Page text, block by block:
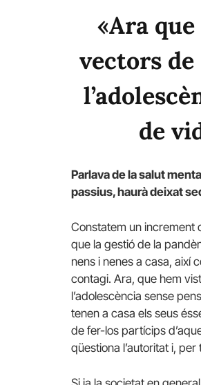
«Ara
vectors
de
Parlava de la salut
passius, haurà deixat
Constatem un increment
que la gestió de la
nens i nenes a casa, així
contagi. Ara, que hem
l’adolescència sense
tenen a casa els seus
de fer-los partícips
qüestiona l’autoritat i, per